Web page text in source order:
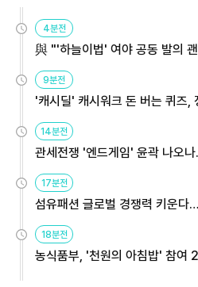
4분전
與 "'하늘이법' 여야 공동 발의
9분전
'캐시딜' 캐시워크 돈 버는 퀴즈,
14분전
관세전쟁 '엔드게임' 윤곽 나오
용해야
17분전
섬유패션 글로벌 경쟁력 키운
원
18분전
농식품부, '천원의 아침밥' 참여